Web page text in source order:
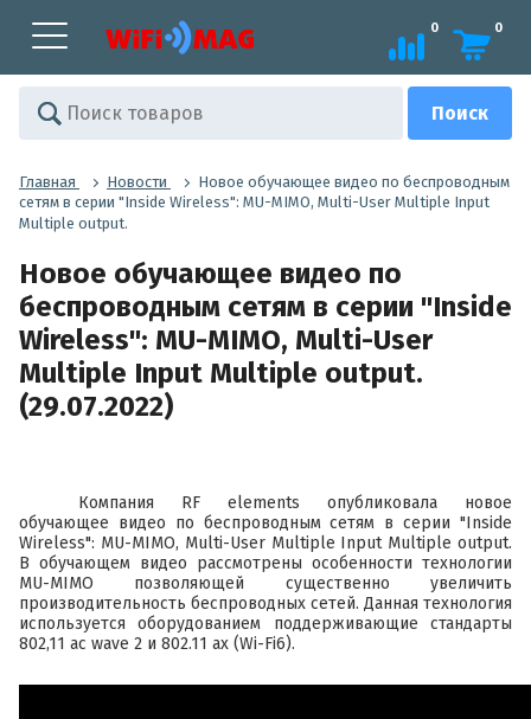
0 0
Главная Новости
Новое обучающее видео по беспроводным
сетям в серии "Inside Wireless": MU-MIMO, Multi-User Multiple Input
Multiple output.
Новое обучающее видео по
беспроводным сетям в серии "Inside
Wireless": MU-MIMO, Multi-User
Multiple Input Multiple output.
(29.07.2022)
Компания RF elements опубликовала новое
обучающее видео по беспроводным сетям в серии "Inside
Wireless": MU-MIMO, Multi-User Multiple Input Multiple output.
В обучающем видео рассмотрены особенности технологии
MU-MIMO позволяющей существенно увеличить
производительность беспроводных сетей. Данная технология
используется оборудованием поддерживающие стандарты
802,11 ac wave 2 и 802.11 ax (Wi-Fi6).